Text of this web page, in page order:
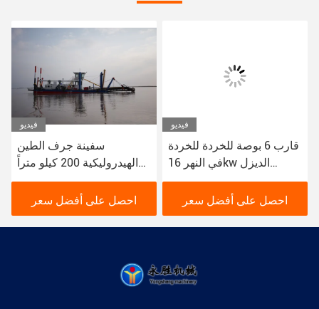
فيديو
سفينة جرف الطين
الهيدروليكية 200 كيلو متراً
في الساعة 16 كيلوواط
اللون الأحمر المستخدم في
جرف الأنهار
احصل على أفضل سعر
فيديو
قارب 6 بوصة للخردة للخردة
في النهر 16kw الديزل
الهيدروليكية
احصل على أفضل سعر